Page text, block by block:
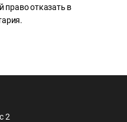
право отказать в
2